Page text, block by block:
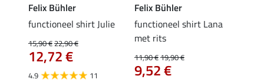
Felix Bühler
functioneel shirt Julie
15,90 €22,90 €
12,72 €
4.9 11
Felix Bühler
functioneel shirt Lana
met rits
11,90 €19,90 €
9,52 €